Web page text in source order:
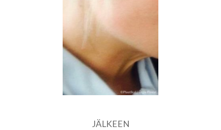
JÄLKEEN